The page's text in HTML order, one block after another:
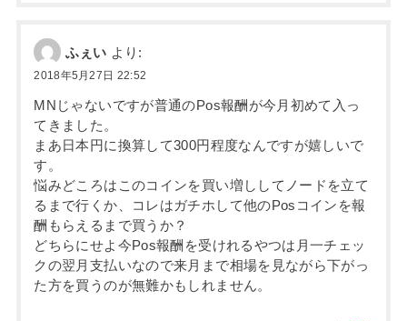
ふぇい より:
2018年5月27日 22:52
MNじゃないですが普通のPos報酬が今月初めて入っ
てきました。
まあ日本円に換算して300円程度なんですが嬉しいで
す。
悩みどころはこのコインを買い増ししてノードを立て
るまで行くか、コレはガチホして他のPosコインを報
酬もらえるまで買うか？
どちらにせよ今Pos報酬を受けれるやつは月一チェッ
クの翌月支払いなので来月まで相場を見ながら下がっ
た方を買うのが無難かもしれません。